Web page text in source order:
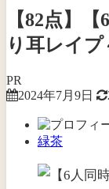
【82点】
り耳レイプ
PR
2024年7月9日
緑茶